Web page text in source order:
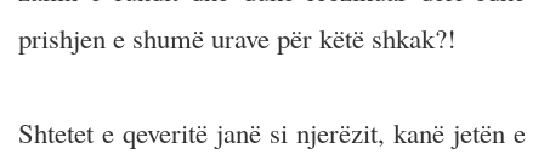
prishjen e shumë urave për këtë shkak?!
Shtetet e qeveritë janë si njerëzit, kanë jetën e